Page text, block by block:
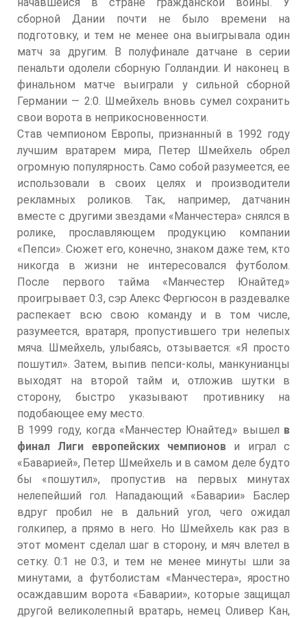
сборной Дании почти не было времени на
подготовку, и тем не менее она выигрывала один
матч за другим. В полуфинале датчане в серии
пенальти одолели сборную Голландии. И наконец в
финальном матче выиграли у сильной сборной
Германии — 2:0. Шмейхель вновь сумел сохранить
свои ворота в неприкосновенности.
Став чемпионом Европы, признанный в 1992 году
лучшим вратарем мира, Петер Шмейхель обрел
огромную популярность. Само собой разумеется, ее
использовали в своих целях и производители
рекламных роликов. Так, например, датчанин
вместе с другими звездами «Манчестера» снялся в
ролике, прославляющем продукцию компании
«Пепси». Сюжет его, конечно, знаком даже тем, кто
никогда в жизни не интересовался футболом.
После первого тайма «Манчестер Юнайтед»
проигрывает 0:3, сэр Алекс Фергюсон в раздевалке
распекает всю свою команду и в том числе,
разумеется, вратаря, пропустившего три нелепых
мяча. Шмейхель, улыбаясь, отзывается: «Я просто
пошутил». Затем, выпив пепси-колы, манкунианцы
выходят на второй тайм и, отложив шутки в
сторону, быстро указывают противнику на
подобающее ему место.
В 1999 году, когда «Манчестер Юнайтед» вышел в
финал Лиги европейских чемпионов и играл с
«Баварией», Петер Шмейхель и в самом деле будто
бы «пошутил», пропустив на первых минутах
нелепейший гол. Нападающий «Баварии» Баслер
вдруг пробил не в дальний угол, чего ожидал
голкипер, а прямо в него. Но Шмейхель как раз в
этот момент сделал шаг в сторону, и мяч влетел в
сетку. 0:1 не 0:3, и тем не менее минуты шли за
минутами, а футболистам «Манчестера», яростно
осаждавшим ворота «Баварии», которые защищал
другой великолепный вратарь, немец Оливер Кан,